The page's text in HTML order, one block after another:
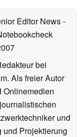
Editor News-
bei
Als freier Autor
Onlinemedien
und
und Projektierung